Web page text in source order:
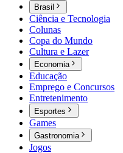
Brasil
Ciência e Tecnologia
Colunas
Copa do Mundo
Cultura e Lazer
Economia
Educação
Emprego e Concursos
Entretenimento
Esportes
Games
Gastronomia
Jogos